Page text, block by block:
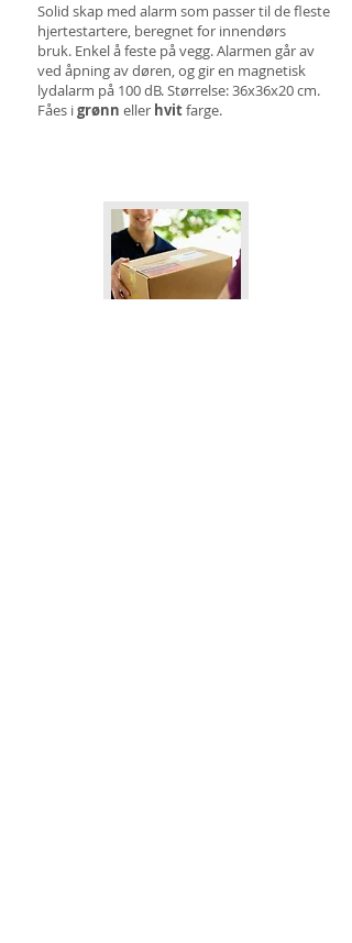
Solid skap med alarm som passer til de fleste
hjertestartere, beregnet for innendørs
bruk. Enkel å feste på vegg. Alarmen går av
ved åpning av døren, og gir en magnetisk
lydalarm på 100 dB. Størrelse: 36x36x20 cm.
Fåes igrønn eller hvitfarge.